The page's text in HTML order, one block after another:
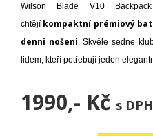
Wilson Blade V10
chtějí kompaktní prémiový
denní nošení. Skvěle sedne
lidem, kteří potřebují jeden
1990,- Kč s DPH